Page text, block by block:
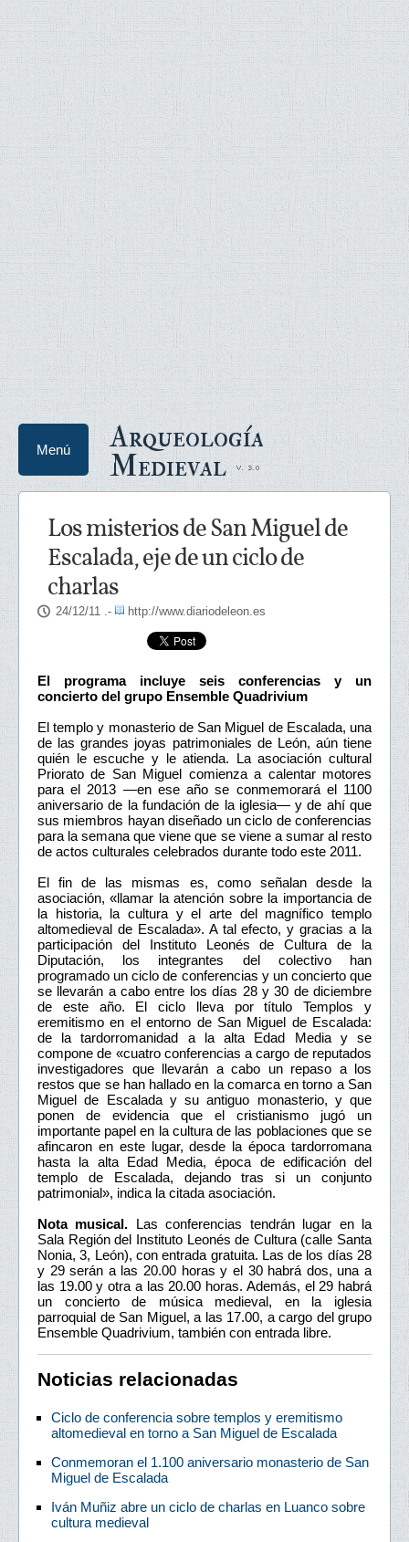
Arqueología
Medieval
Menú
Los misterios de San Miguel de
Escalada, eje de un ciclo de
charlas
24/12/11 .- http://www.diariodeleon.es
El programa incluye seis conferencias y un
concierto del grupo Ensemble Quadrivium
El templo y monasterio de San Miguel de Escalada, una
de las grandes joyas patrimoniales de León, aún tiene
quién le escuche y le atienda. La asociación cultural
Priorato de San Miguel comienza a calentar motores
para el 2013 —en ese año se conmemorará el 1100
aniversario de la fundación de la iglesia— y de ahí que
sus miembros hayan diseñado un ciclo de conferencias
para la semana que viene que se viene a sumar al resto
de actos culturales celebrados durante todo este 2011.
El fin de las mismas es, como señalan desde la
asociación, «llamar la atención sobre la importancia de
la historia, la cultura y el arte del magnífico templo
altomedieval de Escalada». A tal efecto, y gracias a la
participación del Instituto Leonés de Cultura de la
Diputación, los integrantes del colectivo han
programado un ciclo de conferencias y un concierto que
se llevarán a cabo entre los días 28 y 30 de diciembre
de este año. El ciclo lleva por título Templos y
eremitismo en el entorno de San Miguel de Escalada:
de la tardorromanidad a la alta Edad Media y se
compone de «cuatro conferencias a cargo de reputados
investigadores que llevarán a cabo un repaso a los
restos que se han hallado en la comarca en torno a San
Miguel de Escalada y su antiguo monasterio, y que
ponen de evidencia que el cristianismo jugó un
importante papel en la cultura de las poblaciones que se
afincaron en este lugar, desde la época tardorromana
hasta la alta Edad Media, época de edificación del
templo de Escalada, dejando tras si un conjunto
patrimonial», indica la citada asociación.
Nota musical. Las conferencias tendrán lugar en la
Sala Región del Instituto Leonés de Cultura (calle Santa
Nonia, 3, León), con entrada gratuita. Las de los días 28
y 29 serán a las 20.00 horas y el 30 habrá dos, una a
las 19.00 y otra a las 20.00 horas. Además, el 29 habrá
un concierto de música medieval, en la iglesia
parroquial de San Miguel, a las 17.00, a cargo del grupo
Ensemble Quadrivium, también con entrada libre.
Noticias relacionadas
Ciclo de conferencia sobre templos y eremitismo
altomedieval en torno a San Miguel de Escalada
Conmemoran el 1.100 aniversario monasterio de San
Miguel de Escalada
Iván Muñiz abre un ciclo de charlas en Luanco sobre
cultura medieval